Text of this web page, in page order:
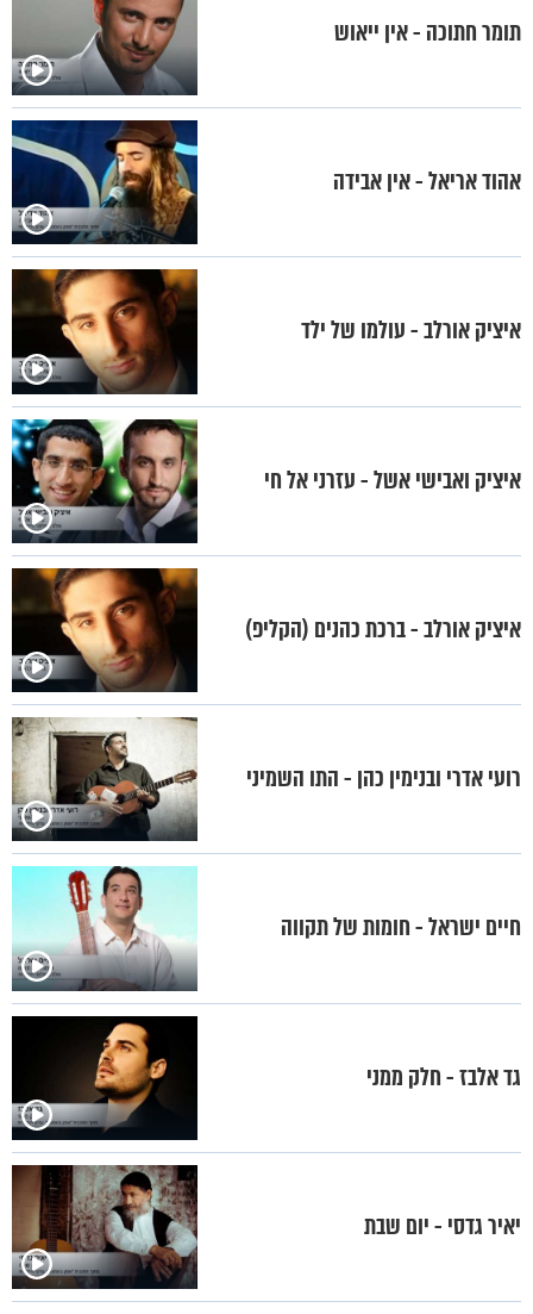
תומר חתוכה - אין ייאוש
אהוד אריאל - אין אבידה
איציק אורלב - עולמו של ילד
איציק ואבישי אשל - עזרני אל חי
איציק אורלב - ברכת כהנים (הקליפ)
רועי אדרי ובנימין כהן - התו השמיני
חיים ישראל - חומות של תקווה
גד אלבז - חלק ממני
יאיר גדסי - יום שבת